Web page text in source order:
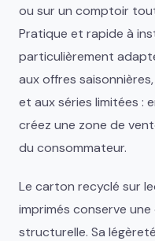
ou sur un comptoir
Pratique et rapide à
particulièrement
aux offres
et aux séries limitées :
créez une zone de
du consommateur.
Le carton recyclé sur
imprimés conserve
structurelle. Sa